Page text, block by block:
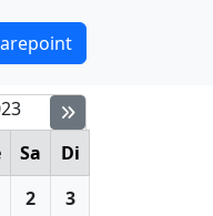
Sa
Di
2
3